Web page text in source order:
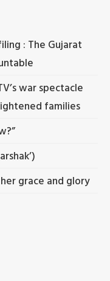
: The Gujarat
war spectacle
families
grace and glory